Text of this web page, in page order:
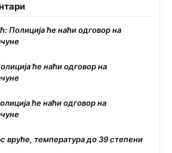
Полиција ће наћи одговор на
ће наћи одговор на
ће наћи одговор на
вруће, температура до 39 степени